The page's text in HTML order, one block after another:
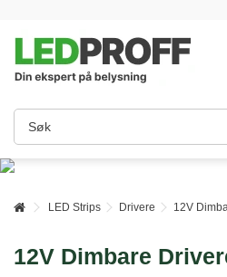
LED Strips Drivere 12V
12V Dimbare